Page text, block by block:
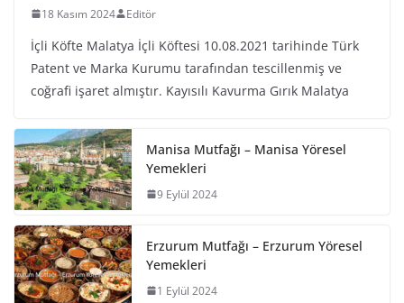
18 Kasım 2024 Editör
İçli Köfte Malatya İçli Köftesi 10.08.2021 tarihinde Türk
Patent ve Marka Kurumu tarafından tescillenmiş ve
coğrafi işaret almıştır. Kayısılı Kavurma Gırık Malatya
Manisa Mutfağı – Manisa Yöresel
Yemekleri
9 Eylül 2024
Erzurum Mutfağı – Erzurum Yöresel
Yemekleri
1 Eylül 2024